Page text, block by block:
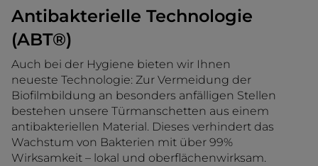
Antibakterielle Technologie
(ABT®)
Auch bei der Hygiene bieten wir Ihnen
neueste Technologie: Zur Vermeidung der
Biofilmbildung an besonders anfälligen Stellen
bestehen unsere Türmanschetten aus einem
antibakteriellen Material. Dieses verhindert das
Wachstum von Bakterien mit über 99%
Wirksamkeit – lokal und oberflächenwirksam.